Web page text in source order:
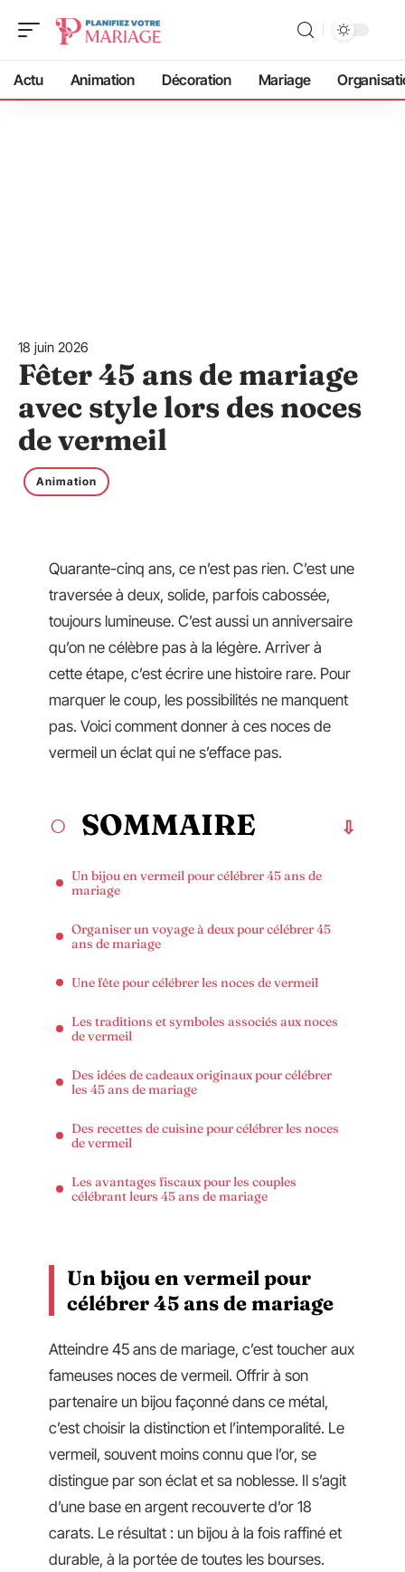
Actu Animation Décoration Mariage
18 juin 2026
Fêter 45 ans de mariage
avec style lors des noces
de vermeil
Animation
Quarante-cinq ans, ce n’est pas rien. C’est une
traversée à deux, solide, parfois cabossée,
toujours lumineuse. C’est aussi un anniversaire
qu’on ne célèbre pas à la légère. Arriver à
cette étape, c’est écrire une histoire rare. Pour
marquer le coup, les possibilités ne manquent
pas. Voici comment donner à ces noces de
vermeil un éclat qui ne s’efface pas.
SOMMAIRE
Un bijou en vermeil pour célébrer 45 ans de
mariage
Organiser un voyage à deux pour célébrer 45
ans de mariage
Une fête pour célébrer les noces de vermeil
Les traditions et symboles associés aux noces
de vermeil
Des idées de cadeaux originaux pour célébrer
les 45 ans de mariage
Des recettes de cuisine pour célébrer les noces
de vermeil
Les avantages fiscaux pour les couples
célébrant leurs 45 ans de mariage
Un bijou en vermeil pour
célébrer 45 ans de mariage
Atteindre 45 ans de mariage, c’est toucher aux
fameuses noces de vermeil. Offrir à son
partenaire un bijou façonné dans ce métal,
c’est choisir la distinction et l’intemporalité. Le
vermeil, souvent moins connu que l’or, se
distingue par son éclat et sa noblesse. Il s’agit
d’une base en argent recouverte d’or 18
carats. Le résultat : un bijou à la fois raffiné et
durable, à la portée de toutes les bourses.